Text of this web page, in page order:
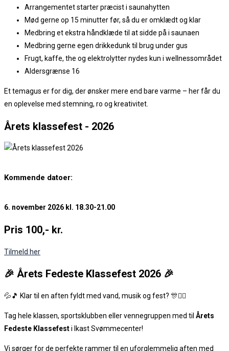
Arrangementet starter præcist i saunahytten
Mød gerne op 15 minutter før, så du er omklædt og klar
Medbring et ekstra håndklæde til at sidde på i saunaen
Medbring gerne egen drikkedunk til brug under gus
Frugt, kaffe, the og elektrolytter nydes kun i wellnessområdet
Aldersgrænse 16
Et temagus er for dig, der ønsker mere end bare varme – her får du
en oplevelse med stemning, ro og kreativitet.
Årets klassefest - 2026
Kommende datoer:
6. november 2026 kl. 18.30-21.00
Pris 100,- kr.
Tilmeld her
🎉 Årets Fedeste Klassefest 2026 🎉
💦🎵 Klar til en aften fyldt med vand, musik og fest? 🎊🤽‍♀️
Tag hele klassen, sportsklubben eller vennegruppen med til Årets
Fedeste Klassefesti Ikast Svømmecenter!
Vi sørger for de perfekte rammer til en uforglemmelig aften med